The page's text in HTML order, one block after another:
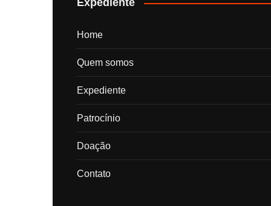
Expediente
Home
Quem somos
Expediente
Patrocínio
Doação
Contato